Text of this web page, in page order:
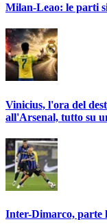
Milan-Leao: le parti
Vinicius, l'ora del
all'Arsenal, tutto su
Inter-Dimarco, parte